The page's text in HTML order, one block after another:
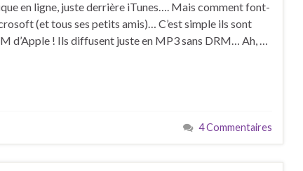
en ligne, juste derrière iTunes…. Mais comment font-
(et tous ses petits amis)… C’est simple ils sont
d’Apple ! Ils diffusent juste en MP3 sans DRM… Ah, …
4 Commentaires